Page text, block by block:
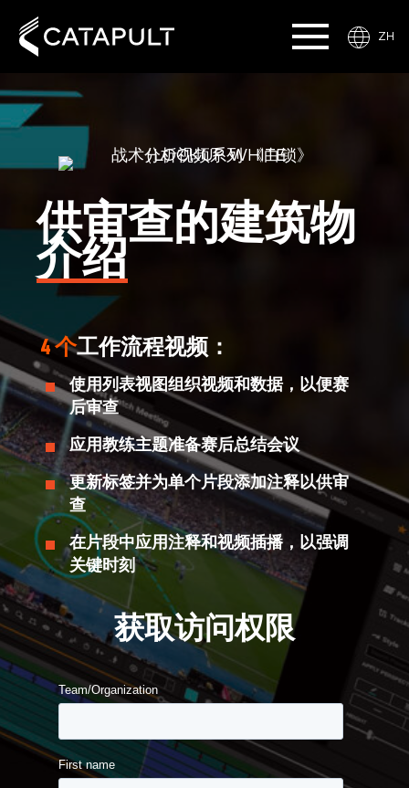
ZH
供审查的建筑物
介绍
4 个工作流程视频：
使用列表视图组织视频和数据，以便赛
后审查
应用教练主题准备赛后总结会议
更新标签并为单个片段添加注释以供审
查
在片段中应用注释和视频插播，以强调
关键时刻
获取访问权限